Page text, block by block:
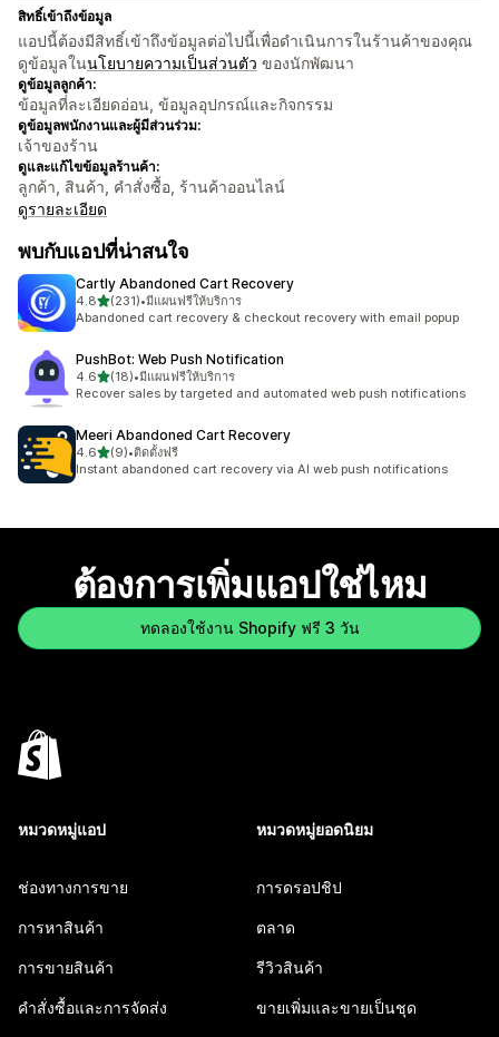
สิทธิ์เข้าถึงข้อมูล
แอปนี้ต้องมีสิทธิ์เข้าถึงข้อมูลต่อไปนี้เพื่อดำเนินการในร้านค้าของคุณ
ดูข้อมูลในนโยบายความเป็นส่วนตัว ของนักพัฒนา
ดูข้อมูลลูกค้า:
ข้อมูลที่ละเอียดอ่อน, ข้อมูลอุปกรณ์และกิจกรรม
ดูข้อมูลพนักงานและผู้มีส่วนร่วม:
เจ้าของร้าน
ดูและแก้ไขข้อมูลร้านค้า:
ลูกค้า, สินค้า, คำสั่งซื้อ, ร้านค้าออนไลน์
ดูรายละเอียด
พบกับแอปที่น่าสนใจ
Cartly Abandoned Cart Recovery
4.8เต็ม 5 ดาว
(231)
ทั้งหมด 231 รีวิว
•มีแผนฟรีให้บริการ
Abandoned cart recovery & checkout recovery with email popup
PushBot: Web Push Notification
4.6เต็ม 5 ดาว
(18)
ทั้งหมด 18 รีวิว
•มีแผนฟรีให้บริการ
Recover sales by targeted and automated web push notifications
Meeri Abandoned Cart Recovery
4.6เต็ม 5 ดาว
(9)
ทั้งหมด 9 รีวิว
•ติดตั้งฟรี
Instant abandoned cart recovery via AI web push notifications
ต้องการเพิ่มแอปใช่ไหม
ทดลองใช้งาน Shopify ฟรี 3 วัน
หมวดหมู่แอป
ช่องทางการขาย
การหาสินค้า
การขายสินค้า
คำสั่งซื้อและการจัดส่ง
หมวดหมู่ยอดนิยม
การดรอปชิป
ตลาด
รีวิวสินค้า
ขายเพิ่มและขายเป็นชุด